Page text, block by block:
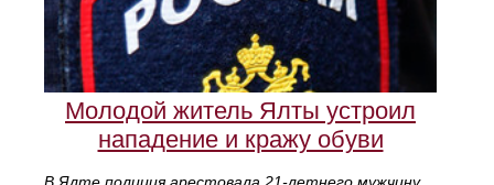
Молодой житель Ялты устроил
нападение и кражу обуви